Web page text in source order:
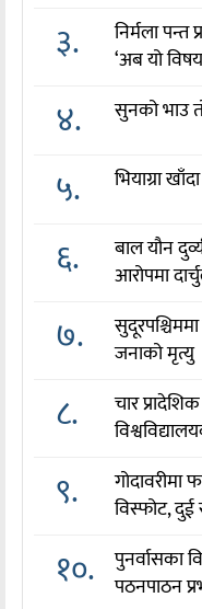
३.
निर्मला पन्त
‘अब यो
४. सुनको भाउ
५. भियाग्रा
६.
बाल यौन
आरोपमा
७.
जनाको मृत्यु
८.
चार
९.
गोदावरीमा
विस्फोट,
१०.
पुनर्वासका
पठनपाठन